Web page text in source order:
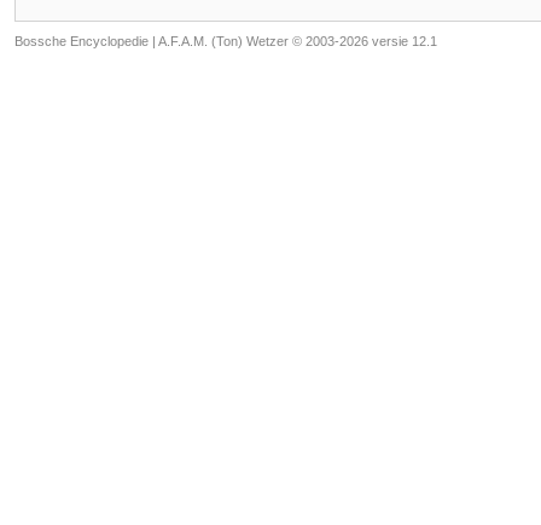
Bossche Encyclopedie | A.F.A.M. (Ton) Wetzer © 2003-2026 versie 12.1